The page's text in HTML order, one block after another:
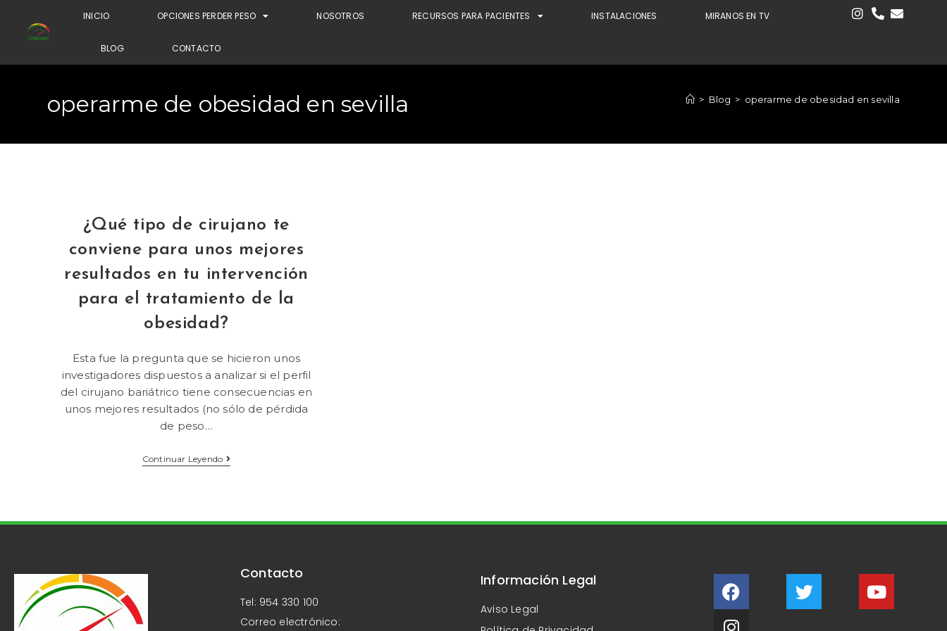
INICIO OPCIONES PERDER PESO NOSOTROS RECURSOS PARA PACIENTES INSTALACIONES MIRANOS EN TV
BLOG CONTACTO
operarme de obesidad en sevilla > Blog > operarme de obesidad en sevilla
¿Qué tipo de cirujano te
conviene para unos mejores
resultados en tu intervención
para el tratamiento de la
obesidad?
Esta fue la pregunta que se hicieron unos
investigadores dispuestos a analizar si el perfil
del cirujano bariátrico tiene consecuencias en
unos mejores resultados (no sólo de pérdida
de peso…
Continuar Leyendo
Contacto
Tel: 954 330 100
Correo electrónico:
Información Legal
Aviso Legal